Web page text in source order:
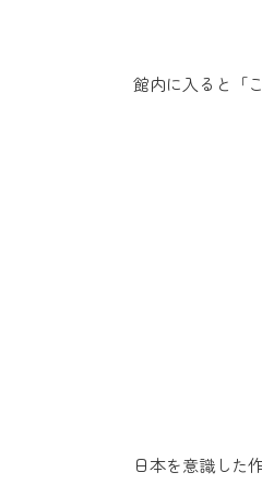
館内に入ると「
日本を意識した